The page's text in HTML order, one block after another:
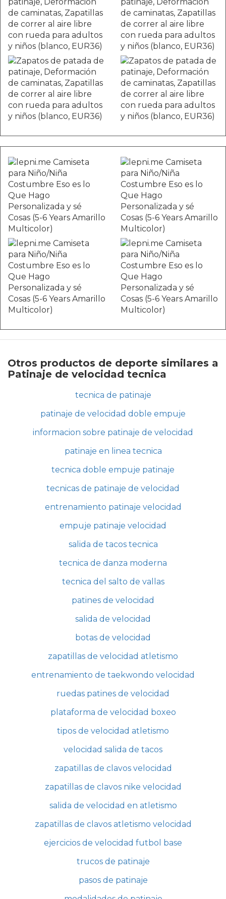
Otros productos de deporte similares a
Patinaje de velocidad tecnica
tecnica de patinaje
patinaje de velocidad doble empuje
informacion sobre patinaje de velocidad
patinaje en linea tecnica
tecnica doble empuje patinaje
tecnicas de patinaje de velocidad
entrenamiento patinaje velocidad
empuje patinaje velocidad
salida de tacos tecnica
tecnica de danza moderna
tecnica del salto de vallas
patines de velocidad
salida de velocidad
botas de velocidad
zapatillas de velocidad atletismo
entrenamiento de taekwondo velocidad
ruedas patines de velocidad
plataforma de velocidad boxeo
tipos de velocidad atletismo
velocidad salida de tacos
zapatillas de clavos velocidad
zapatillas de clavos nike velocidad
salida de velocidad en atletismo
zapatillas de clavos atletismo velocidad
ejercicios de velocidad futbol base
trucos de patinaje
pasos de patinaje